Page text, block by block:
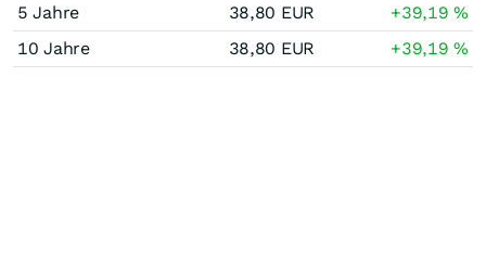
5 Jahre
38,80 EUR +39,19%
10 Jahre
38,80 EUR +39,19%